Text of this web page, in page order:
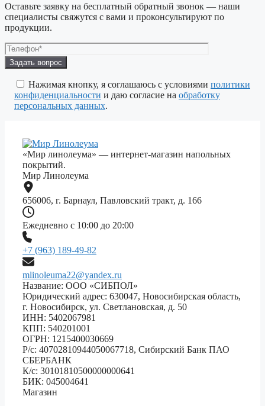
Оставьте заявку на бесплатный обратный звонок — наши
специалисты свяжутся с вами и проконсультируют по
продукции.
Оставьте
это
поле
пустым.
Нажимая кнопку, я соглашаюсь с условиями политики
конфиденциальности и даю согласие на обработку
персональных данных.
«Мир линолеума» — интернет-магазин напольных
покрытий.
Мир Линолеума
656006, г. Барнаул, Павловский тракт, д. 166
Ежедневно с 10:00 до 20:00
+7 (963) 189-49-82
mlinoleuma22@yandex.ru
Название: ООО «СИБПОЛ»
Юридический адрес: 630047, Новосибирская область,
г. Новосибирск, ул. Светлановская, д. 50
ИНН: 5402067981
КПП: 540201001
ОГРН: 1215400030669
Р/с: 40702810944050067718, Сибирский Банк ПАО
СБЕРБАНК
К/с: 30101810500000000641
БИК: 045004641
Магазин